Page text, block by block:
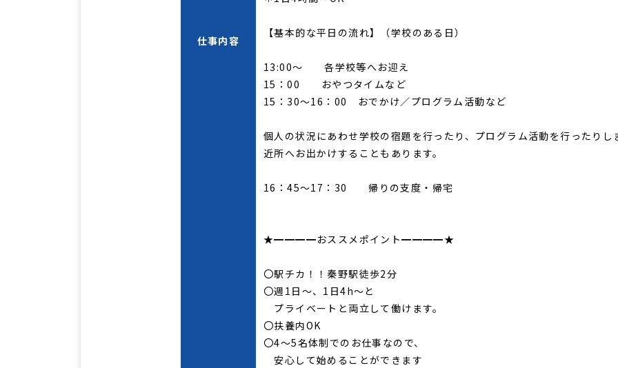
仕事内容
【基本的な平日の流れ】（学校のある日）
13:00～ 各学校等へお迎え
15：00 おやつタイムなど
15：30～16：00 おでかけ／プログラム活動など
個人の状況にあわせ学校の宿題を行ったり、プログラム活動を行ったりし
近所へお出かけすることもあります。
16：45～17：30 帰りの支度・帰宅
★━━━━おススメポイント━━━━★
〇駅チカ！！秦野駅徒歩2分
〇週1日～、1日4h～と
プライベートと両立して働けます。
〇扶養内OK
〇4～5名体制でのお仕事なので、
安心して始めることができます